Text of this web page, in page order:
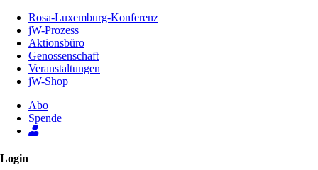
Inhalt
Seite
Rosa-Luxemburg-Konferenz
jW-Prozess
Aktionsbüro
Genossenschaft
Veranstaltungen
jW-Shop
Abo
Spende
Login